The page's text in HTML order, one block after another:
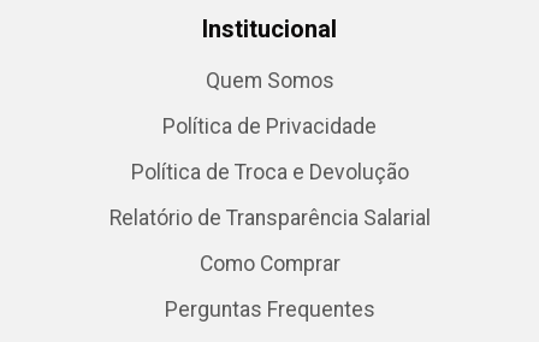
Institucional
Quem Somos
Política de Privacidade
Política de Troca e Devolução
Relatório de Transparência Salarial
Como Comprar
Perguntas Frequentes